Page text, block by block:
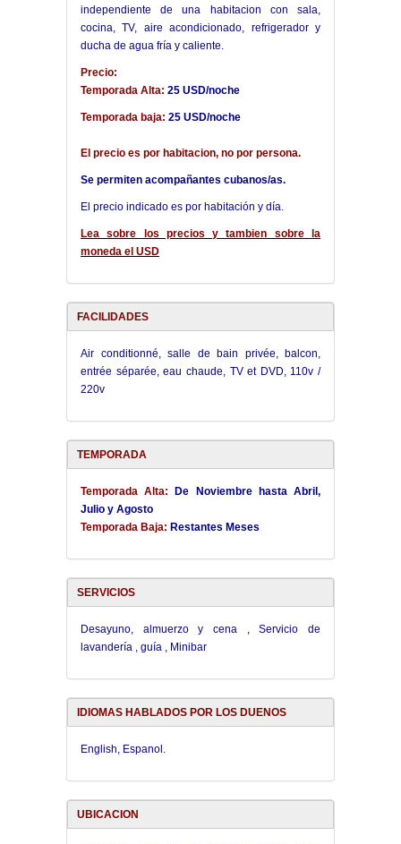
independiente de una habitacion con sala,
cocina, TV, aire acondicionado, refrigerador y
ducha de agua fría y caliente.
Precio:
Temporada Alta: 25 USD/noche
Temporada baja: 25 USD/noche
El precio es por habitacion, no por persona.
Se permiten acompañantes cubanos/as.
El precio indicado es por habitación y día.
Lea sobre los precios y tambien sobre la
moneda el USD
FACILIDADES
Air conditionné, salle de bain privée, balcon,
entrée séparée, eau chaude, TV et DVD, 110v /
220v
TEMPORADA
Temporada Alta:
De Noviembre hasta Abril,
Julio y Agosto
Temporada Baja: Restantes Meses
SERVICIOS
Desayuno, almuerzo y cena , Servicio de
lavandería , guía , Minibar
IDIOMAS HABLADOS POR LOS DUENOS
English, Espanol.
UBICACION